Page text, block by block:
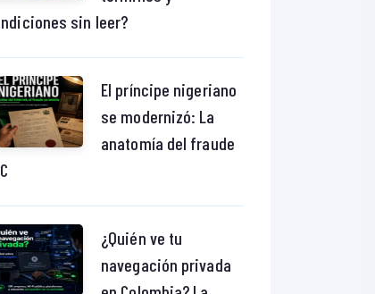
sin leer?
El príncipe nigeriano
se modernizó: La
anatomía del fraude
¿Quién ve tu
navegación privada